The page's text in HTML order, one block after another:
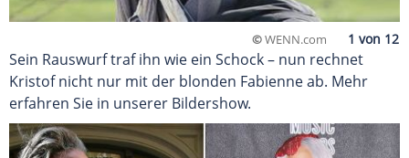
©WENN.com
Sein Rauswurf traf ihn wie ein Schock – nun rechnet
Kristof nicht nur mit der blonden Fabienne ab. Mehr
erfahren Sie in unserer Bildershow.